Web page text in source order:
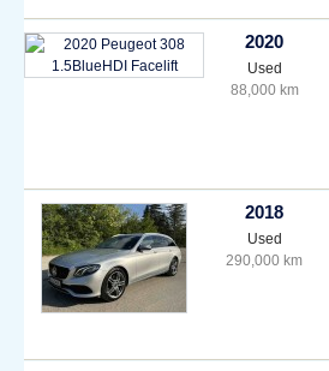
2020
Used
88,000 km
2018
Used
290,000 km